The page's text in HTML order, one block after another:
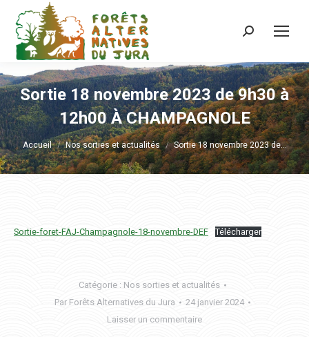
Recherche
Sortie 18 novembre 2023 de 9h30 à
12h00 À CHAMPAGNOLE
Vous êtes ici :
Accueil Nos sorties et actualités Sortie 18 novembre 2023 de…
Sortie-foret-FAJ-Champagnole-18-novembre-DEF Télécharger
Catégorie : Nos sorties et actualités
Par Forêts Alternatives du Jura
24 janvier 2024
Laisser un commentaire